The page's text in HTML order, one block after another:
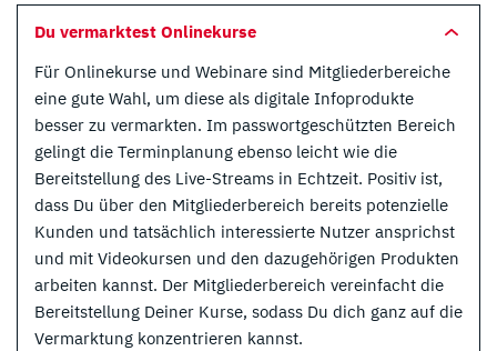
Du vermarktest Onlinekurse
Für Onlinekurse und Webinare sind Mitgliederbereiche
eine gute Wahl, um diese als digitale Infoprodukte
besser zu vermarkten. Im passwortgeschützten Bereich
gelingt die Terminplanung ebenso leicht wie die
Bereitstellung des Live-Streams in Echtzeit. Positiv ist,
dass Du über den Mitgliederbereich bereits potenzielle
Kunden und tatsächlich interessierte Nutzer ansprichst
und mit Videokursen und den dazugehörigen Produkten
arbeiten kannst. Der Mitgliederbereich vereinfacht die
Bereitstellung Deiner Kurse, sodass Du dich ganz auf die
Vermarktung konzentrieren kannst.